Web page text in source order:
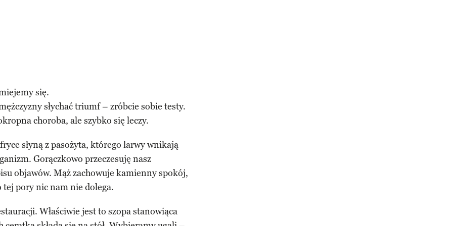
się.
słychać triumf – zróbcie sobie testy.
choroba, ale szybko się leczy.
słyną z pasożyta, którego larwy wnikają
Gorączkowo przeczesuję nasz
objawów. Mąż zachowuje kamienny spokój,
tej pory nic nam nie dolega.
Właściwie jest to szopa stanowiąca